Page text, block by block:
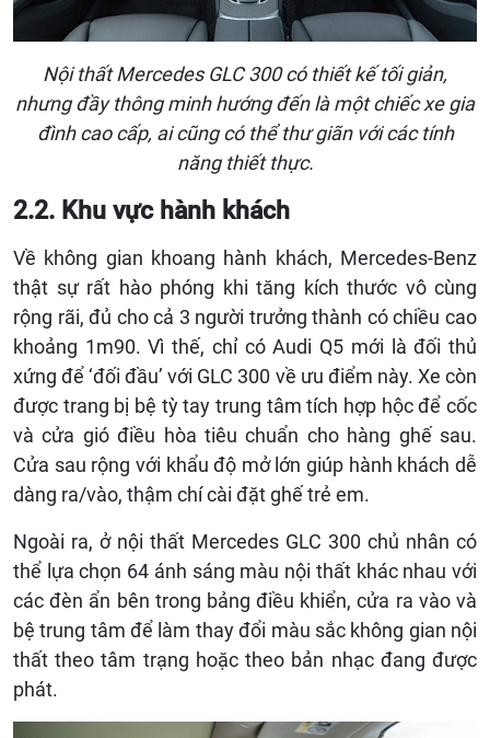
Nội thất Mercedes GLC 300 có thiết kế tối giản,
nhưng đầy thông minh hướng đến là một chiếc xe gia
đình cao cấp, ai cũng có thể thư giãn với các tính
năng thiết thực.
2.2. Khu vực hành khách
Về không gian khoang hành khách, Mercedes-Benz
thật sự rất hào phóng khi tăng kích thước vô cùng
rộng rãi, đủ cho cả 3 người trưởng thành có chiều cao
khoảng 1m90. Vì thế, chỉ có Audi Q5 mới là đối thủ
xứng để ‘đối đầu’ với GLC 300 về ưu điểm này. Xe còn
được trang bị bệ tỳ tay trung tâm tích hợp hộc để cốc
và cửa gió điều hòa tiêu chuẩn cho hàng ghế sau.
Cửa sau rộng với khẩu độ mở lớn giúp hành khách dễ
dàng ra/vào, thậm chí cài đặt ghế trẻ em.
Ngoài ra, ở nội thất Mercedes GLC 300 chủ nhân có
thể lựa chọn 64 ánh sáng màu nội thất khác nhau với
các đèn ẩn bên trong bảng điều khiển, cửa ra vào và
bệ trung tâm để làm thay đổi màu sắc không gian nội
thất theo tâm trạng hoặc theo bản nhạc đang được
phát.